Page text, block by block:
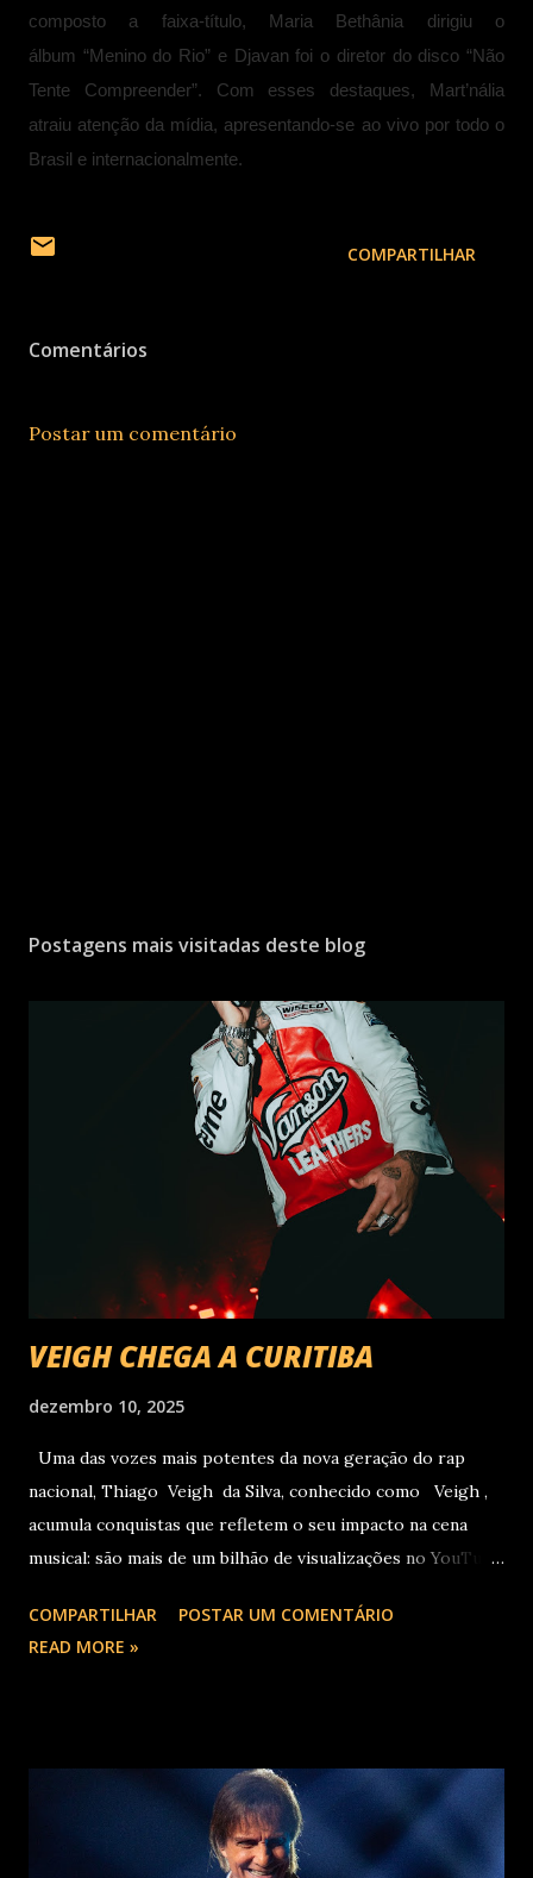
composto a faixa-título, Maria Bethânia dirigiu o
álbum “Menino do Rio” e Djavan foi o diretor do disco “Não
Tente Compreender”. Com esses destaques, Mart’nália
atraiu atenção da mídia, apresentando-se ao vivo por todo o
Brasil e internacionalmente.
COMPARTILHAR
Comentários
Postar um comentário
Postagens mais visitadas deste blog
VEIGH CHEGA A CURITIBA
dezembro 10, 2025
Uma das vozes mais potentes da nova geração do rap
nacional, Thiago Veigh da Silva, conhecido como Veigh ,
acumula conquistas que refletem o seu impacto na cena
musical: são mais de um bilhão de visualizações no YouTube,
10 milhões de seguidores nas redes sociais, além de figurar
entre os nomes da prestigiada lista Forbes Under 30 de
milhões de plays em menos de 24 horas após o
lançamento. Com uma estética mais madura, o álbum marca
um novo capítulo na carreira do artista e, agora, ganha os
COMPARTILHAR
POSTAR UM COMENTÁRIO
READ MORE »